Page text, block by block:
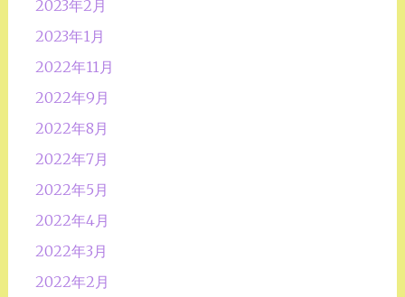
2023年2月
2023年1月
2022年11月
2022年9月
2022年8月
2022年7月
2022年5月
2022年4月
2022年3月
2022年2月